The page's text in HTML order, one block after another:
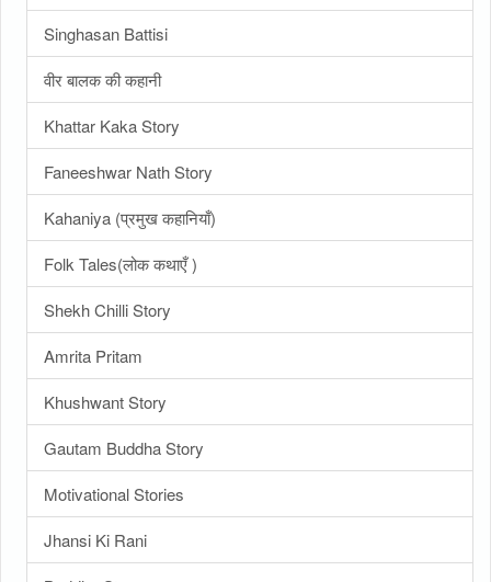
Singhasan Battisi
वीर बालक की कहानी
Khattar Kaka Story
Faneeshwar Nath Story
Kahaniya (प्रमुख कहानियाँ)
Folk Tales(लोक कथाएँ )
Shekh Chilli Story
Amrita Pritam
Khushwant Story
Gautam Buddha Story
Motivational Stories
Jhansi Ki Rani